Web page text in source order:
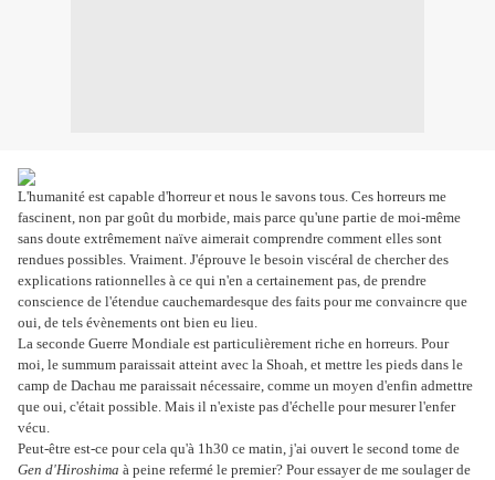
L'humanité est capable d'horreur et nous le savons tous. Ces horreurs me
fascinent, non par goût du morbide, mais parce qu'une partie de moi-même
sans doute extrêmement naïve aimerait comprendre comment elles sont
rendues possibles. Vraiment. J'éprouve le besoin viscéral de chercher des
explications rationnelles à ce qui n'en a certainement pas, de prendre
conscience de l'étendue cauchemardesque des faits pour me convaincre que
oui, de tels évènements ont bien eu lieu.
La seconde Guerre Mondiale est particulièrement riche en horreurs. Pour
moi, le summum paraissait atteint avec la Shoah, et mettre les pieds dans le
camp de Dachau me paraissait nécessaire, comme un moyen d'enfin admettre
que oui, c'était possible. Mais il n'existe pas d'échelle pour mesurer l'enfer
vécu.
Peut-être est-ce pour cela qu'à 1h30 ce matin, j'ai ouvert le second tome de
Gen d'Hiroshima à peine refermé le premier? Pour essayer de me soulager de